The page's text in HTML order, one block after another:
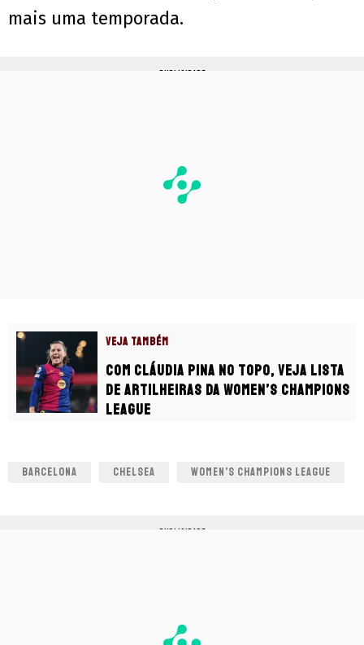
mais uma temporada.
PUBLICIDADE
VEJA TAMBÉM
Com Cláudia Pina no topo, veja lista
de artilheiras da Women’s Champions
League
BARCELONA CHELSEA WOMEN'S CHAMPIONS LEAGUE
PUBLICIDADE